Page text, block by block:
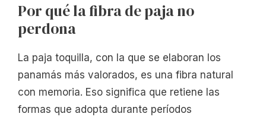
Por qué la fibra de paja no
perdona
La paja toquilla, con la que se elaboran los
panamás más valorados, es una fibra natural
con memoria. Eso significa que retiene las
formas que adopta durante períodos